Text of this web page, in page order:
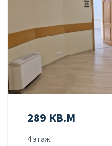
289 КВ.М
4 этаж